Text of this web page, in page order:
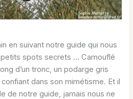
en suivant notre guide qui nous
petits spots secrets … Camouflé
d’un tronc, un podarge gris
dans son mimétisme. Et il
de notre guide, jamais nous ne